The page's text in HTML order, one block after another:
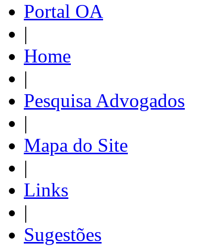
Portal OA
|
Home
|
Pesquisa Advogados
|
Mapa do Site
|
Links
|
Sugestões